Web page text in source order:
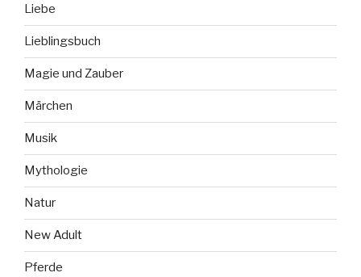
Liebe
Lieblingsbuch
Magie und Zauber
Märchen
Musik
Mythologie
Natur
New Adult
Pferde